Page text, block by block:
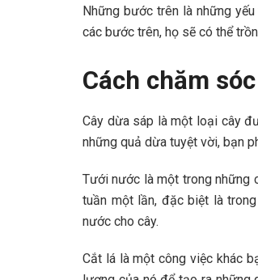
Những bước trên là những
các bước trên, họ sẽ có thể
Cách chăm
Cây dừa sáp là một loại cây
những quả dừa tuyệt vời, bạn
Tưới nước là một trong những
tuần một lần, đặc biệt là
nước cho cây.
Cắt lá là một công việc khác